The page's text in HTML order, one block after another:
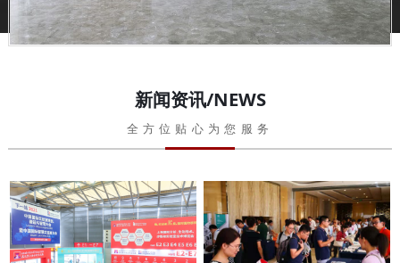
新闻资讯/NEWS
全方位贴心为您服务